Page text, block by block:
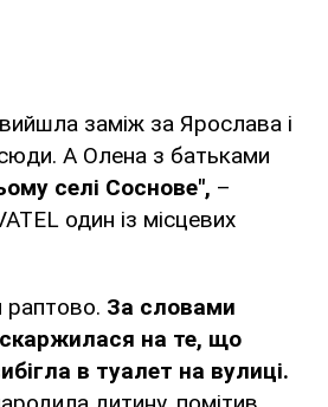
заміж за Ярослава і
А Олена з батьками
селі Соснове", –
один із місцевих
раптово. За словами
на те, що
в туалет на вулиці.